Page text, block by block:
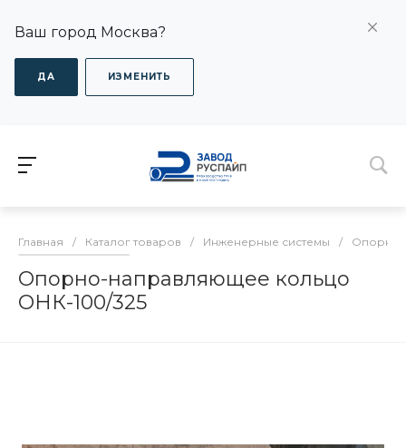
Ваш город Москва?
ДА ИЗМЕНИТЬ
Главная / Каталог товаров / Инженерные системы / Опорно-
Опорно-направляющее кольцо
ОНК-100/325